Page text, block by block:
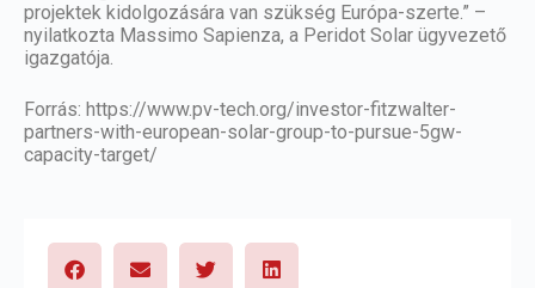
projektek kidolgozására van szükség Európa-szerte.” –
nyilatkozta Massimo Sapienza, a Peridot Solar ügyvezető
igazgatója.
Forrás: https://www.pv-tech.org/investor-fitzwalter-
partners-with-european-solar-group-to-pursue-5gw-
capacity-target/